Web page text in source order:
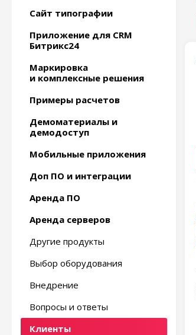
Сайт типографии
Приложение для CRM
Битрикс24
Маркировка
и комплексные решения
Примеры расчетов
Демоматериалы и
демодоступ
Мобильные приложения
Доп ПО и интеграции
Аренда ПО
Аренда серверов
Другие продукты
Выбор оборудования
Внедрение
Вопросы и ответы
Клиенты